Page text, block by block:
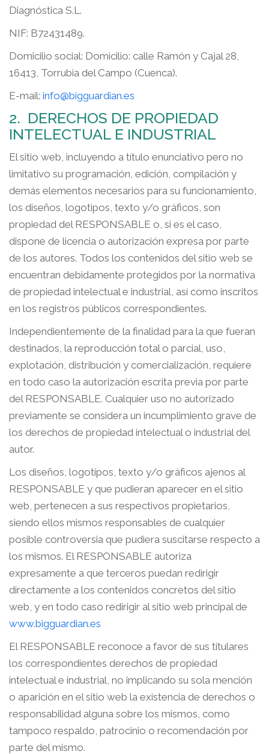
Diagnóstica S.L.
NIF: B72431489.
Domicilio social: Domicilio: calle Ramón y Cajal 28,
16413, Torrubia del Campo (Cuenca).
E-mail: info@bigguardian.es
2. DERECHOS DE PROPIEDAD
INTELECTUAL E INDUSTRIAL
El sitio web, incluyendo a título enunciativo pero no
limitativo su programación, edición, compilación y
demás elementos necesarios para su funcionamiento,
los diseños, logotipos, texto y/o gráficos, son
propiedad del RESPONSABLE o, si es el caso,
dispone de licencia o autorización expresa por parte
de los autores. Todos los contenidos del sitio web se
encuentran debidamente protegidos por la normativa
de propiedad intelectual e industrial, así como inscritos
en los registros públicos correspondientes.
Independientemente de la finalidad para la que fueran
destinados, la reproducción total o parcial, uso,
explotación, distribución y comercialización, requiere
en todo caso la autorización escrita previa por parte
del RESPONSABLE. Cualquier uso no autorizado
previamente se considera un incumplimiento grave de
los derechos de propiedad intelectual o industrial del
autor.
Los diseños, logotipos, texto y/o gráficos ajenos al
RESPONSABLE y que pudieran aparecer en el sitio
web, pertenecen a sus respectivos propietarios,
siendo ellos mismos responsables de cualquier
posible controversia que pudiera suscitarse respecto a
los mismos. El RESPONSABLE autoriza
expresamente a que terceros puedan redirigir
directamente a los contenidos concretos del sitio
web, y en todo caso redirigir al sitio web principal de
www.bigguardian.es
El RESPONSABLE reconoce a favor de sus titulares
los correspondientes derechos de propiedad
intelectual e industrial, no implicando su sola mención
o aparición en el sitio web la existencia de derechos o
responsabilidad alguna sobre los mismos, como
tampoco respaldo, patrocinio o recomendación por
parte del mismo.